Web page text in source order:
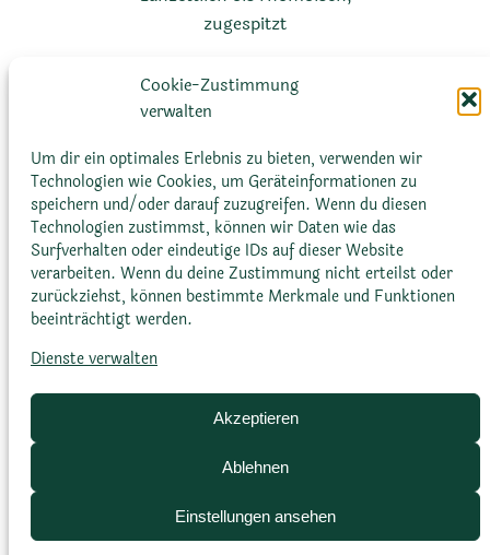
Cookie-Zustimmung
verwalten
Um dir ein optimales Erlebnis zu bieten, verwenden wir
Technologien wie Cookies, um Geräteinformationen zu
speichern und/oder darauf zuzugreifen. Wenn du diesen
Technologien zustimmst, können wir Daten wie das
Surfverhalten oder eindeutige IDs auf dieser Website
verarbeiten. Wenn du deine Zustimmung nicht erteilst oder
zurückziehst, können bestimmte Merkmale und Funktionen
beeinträchtigt werden.
Dienste verwalten
Akzeptieren
Ablehnen
Einstellungen ansehen
zugespitzt
Blütenfarbe
Unten rötlich oder gelblich,
lachsrosa-orange, mit gelben
Schlund